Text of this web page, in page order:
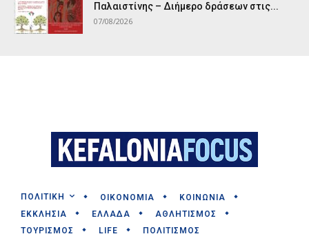
Παλαιστίνης – Διήμερο δράσεων στις...
07/08/2026
ΠΟΛΙΤΙΚΗ ΟΙΚΟΝΟΜΙΑ
ΚΟΙΝΩΝΙΑ
ΕΚΚΛΗΣΙΑ
ΕΛΛΑΔΑ
ΑΘΛΗΤΙΣΜΟΣ
ΤΟΥΡΙΣΜΟΣ
LIFE ΠΟΛΙΤΙΣΜΟΣ